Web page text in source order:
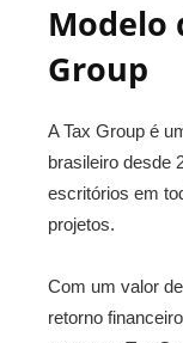
Modelo
Group
A Tax Group é
brasileiro desde
escritórios em
projetos.
Com um valor
retorno